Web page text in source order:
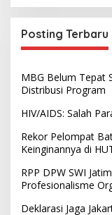
Posting Terbaru
MBG Belum Tepat
Distribusi Program
HIV/AIDS: Salah
Rekor Pelompat
Keinginannya di
RPP DPW SWI
Profesionalisme
Deklarasi Jaga